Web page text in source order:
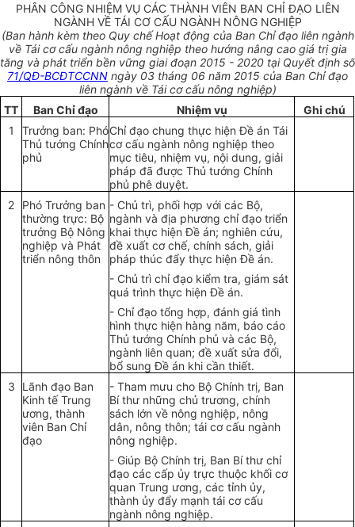
PHÂN CÔNG NHIỆM VỤ CÁC THÀNH VIÊN BAN CHỈ ĐẠO LIÊN
NGÀNH VỀ TÁI CƠ CẤU NGÀNH NÔNG NGHIỆP
(Ban hành kèm theo Quy chế Hoạt động của Ban Chỉ đạo liên ngành
về Tái cơ cấu ngành nông nghiệp theo hướng nâng cao giá trị gia
tăng và phát triển bền vững giai đoạn 2015 - 2020 tại Quyết định số
71/QĐ-BCĐTCCNN ngày 03 tháng 06 năm 2015 của Ban Chỉ đạo
liên ngành về Tái cơ cấu nông nghiệp)
TT
Ban Chỉ đạo Nhiệm vụ
Ghi chú
1
Trưởng ban: Phó
Thủ tướng Chính
phủ
Chỉ đạo chung thực hiệnĐề án Tái
cơ cấu ngành nông nghiệp theo
mục tiêu, nhiệm vụ, nội dung, giải
pháp đã được Thủ tướng Chính
phủ phê duyệt.
2
Phó Trưởng ban
thường trực: Bộ
trưởng Bộ Nông
nghiệp và Phát
triển nông thôn
- Chủ trì, phối hợp với các Bộ,
ngành và địa phương chỉ đạo triển
khai thực hiệnĐề án; nghiên cứu,
đề xuất cơ chế, chính sách, giải
pháp thúc đẩy thực hiệnĐề án.
- Chủ trì chỉ đạo kiểm tra, giám sát
quá trình thực hiệnĐề án.
- Chỉ đạo tổng hợp, đánh giá tình
hình thực hiện hàng năm, báo cáo
Thủ tướng Chính phủ và các Bộ,
ngành liên quan; đề xuất sửa đổi,
bổ sung Đề án khi cần thiết.
3
Lãnh đạo Ban
Kinh tế Trung
ương, thành
viên Ban Chỉ
đạo
- Tham mưu cho Bộ Chính trị, Ban
Bí thư những chủ trương, chính
sách lớn về nông nghiệp, nông
dân, nông thôn; tái cơ cấu ngành
nông nghiệp.
- Giúp Bộ Chính trị, Ban Bí thư chỉ
đạo các cấp ủy trực thuộc khối cơ
quan Trung ương, các tỉnh ủy,
thành ủy đẩy mạnh tái cơ cấu
ngành nông nghiệp.